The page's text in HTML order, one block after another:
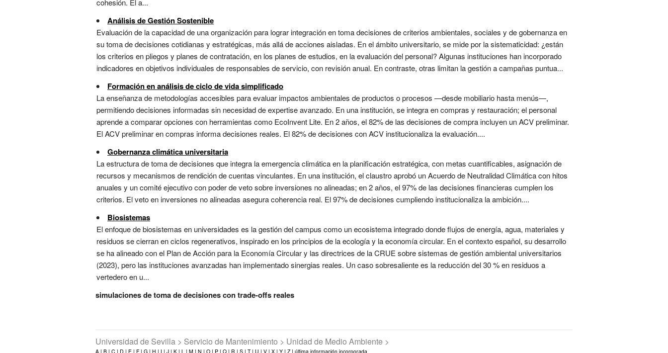
cohesión. El a...
Análisis de Gestión Sostenible
Evaluación de la capacidad de una organización para lograr integración en toma decisiones de criterios ambientales, sociales y de gobernanza en
su toma de decisiones cotidianas y estratégicas, más allá de acciones aisladas. En el ámbito universitario, se mide por la sistematicidad: ¿están
los criterios en pliegos y planes de contratación, en los planes de estudios, en la evaluación del personal? Algunas instituciones han incorporado
indicadores en objetivos individuales de responsables de servicio, con revisión anual. En contraste, otras limitan la gestión a campañas puntua...
Formación en análisis de ciclo de vida simplificado
La enseñanza de metodologías accesibles para evaluar impactos ambientales de productos o procesos —desde mobiliario hasta menús—,
permitiendo decisiones informadas sin necesidad de expertise avanzado. En una institución, se integra en compras y restauración; el personal
aprende a comparar opciones con herramientas como EcoInvent Lite. En 2 años, el 82% de las decisiones de compra incluyen un ACV preliminar.
El ACV preliminar en compras informa decisiones reales. El 82% de decisiones con ACV institucionaliza la evaluación....
Gobernanza climática universitaria
La estructura de toma de decisiones que integra la emergencia climática en la planificación estratégica, con metas cuantificables, asignación de
recursos y mecanismos de rendición de cuentas vinculantes. En una institución, el claustro aprobó un Acuerdo de Neutralidad Climática con hitos
anuales y un comité ejecutivo con poder de veto sobre inversiones no alineadas; en 2 años, el 97% de las decisiones financieras cumplen los
criterios. El veto en inversiones no alineadas asegura coherencia real. El 97% de decisiones cumpliendo institucionaliza la ambición....
Biosistemas
El enfoque de biosistemas en universidades es la gestión del campus como un ecosistema integrado donde flujos de energía, agua, materiales y
residuos se cierran en ciclos regenerativos, inspirado en los principios de la ecología y la economía circular. En el contexto español, su desarrollo
se ha alineado con el Plan de Acción para la Economía Circular y las directrices de la CRUE sobre sistemas de gestión ambiental universitarios
(2023), pero las instituciones avanzadas han implementado sinergias reales. Un caso sobresaliente es la reducción del 30 % en residuos a
vertedero en u...
simulaciones de toma de decisiones con trade-offs reales
Universidad de Sevilla > Servicio de Mantenimiento > Unidad de Medio Ambiente >
A | B | C | D | E | F | G | H | I | J | K | L | M | N | O | P | Q | R | S | T | U | V | X | Y | Z | última información incorporada